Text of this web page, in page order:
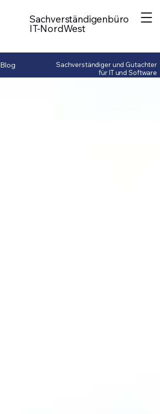
Sachverständigenbüro
IT-NordWest
Blog
Sachverständiger und Gutachter
für IT und Software